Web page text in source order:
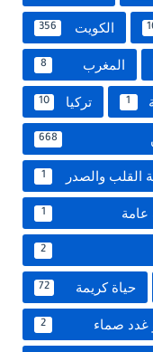
الكويت 356
المغرب 8
1 تركيا 10
668
القلب والصدر 1
عامة 1
2
حياة كريمة 72
صماء 2